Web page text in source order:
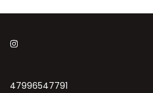
47996547791